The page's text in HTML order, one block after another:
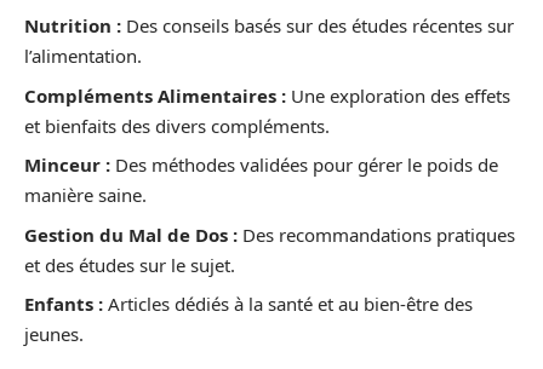
Nutrition : Des conseils basés sur des études récentes sur
l’alimentation.
Compléments Alimentaires : Une exploration des effets
et bienfaits des divers compléments.
Minceur : Des méthodes validées pour gérer le poids de
manière saine.
Gestion du Mal de Dos : Des recommandations pratiques
et des études sur le sujet.
Enfants : Articles dédiés à la santé et au bien-être des
jeunes.